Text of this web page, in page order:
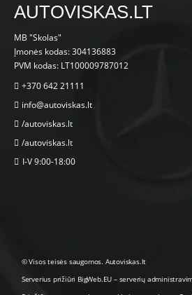
AUTOVISKAS.LT
MB "Skolas"
Įmonės kodas: 304136883
PVM kodas: LT100009787012
+370 642 21111
info@autoviskas.lt
/autoviskas.lt
/autoviskas.lt
I-V 9:00-18:00
© Visos teisės saugomos. Autoviskas.lt
Serverius prižiūri BigWeb.EU – serverių